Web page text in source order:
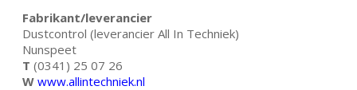
Fabrikant/leverancier
Dustcontrol (leverancier All In Techniek)
Nunspeet
T (0341) 25 07 26
W www.allintechniek.nl